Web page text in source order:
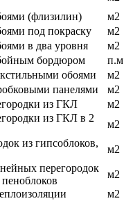
(флизилин)
м2
под покраску
м2
в два уровня
м2
бордюром
обоями
м2
панелями
м2
из ГКЛ
м2
из ГКЛ в 2
м2
из гипсоблоков,
м2
перегородок
м2
м2